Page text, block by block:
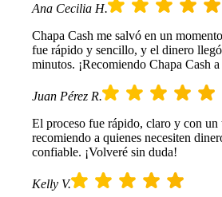
Ana Cecilia H.
Chapa Cash me salvó en un
fue rápido y sencillo, y el dinero
minutos. ¡Recomiendo Chapa Cash
Juan Pérez R.
El proceso fue rápido, claro y con
recomiendo a quienes necesiten
confiable. ¡Volveré sin duda!
Kelly V.